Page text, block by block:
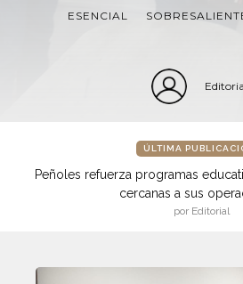
ESENCIAL
ÚLTIMA
Peñoles refuerza programas
cercanas a sus
por Editorial